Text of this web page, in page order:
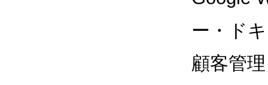
ー・ド
顧客管